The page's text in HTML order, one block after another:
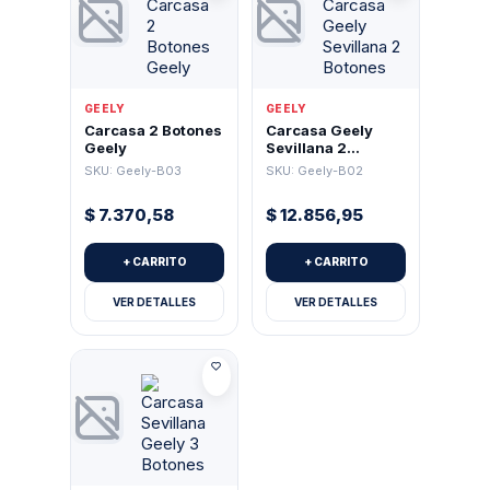
Great Wall
Hyundai
Jeep (14)
JMD Handy Baby
Kia
Lada
GEELY
Carcasa 2 Botones
Geely
SKU: Geely-B03
$ 7.370,58
+ CARRITO
VER DETALLES
GEELY
Carcasa Geely
Sevillana 2
Botones
SKU: Geely-B02
$12.856,95
+ CARRITO
VER DETALLES